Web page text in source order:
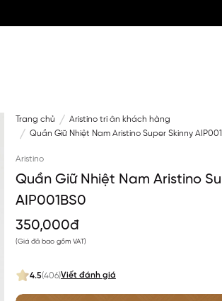
Trang chủ
Aristino tri ân khách hàng
Quần Giữ Nhiệt Nam Aristino Super Skinny
Aristino
Quần Giữ Nhiệt Nam Aristino
AIP001BS0
350,000đ
(Giá đã bao gồm VAT)
4.5(406)Viết đánh giá